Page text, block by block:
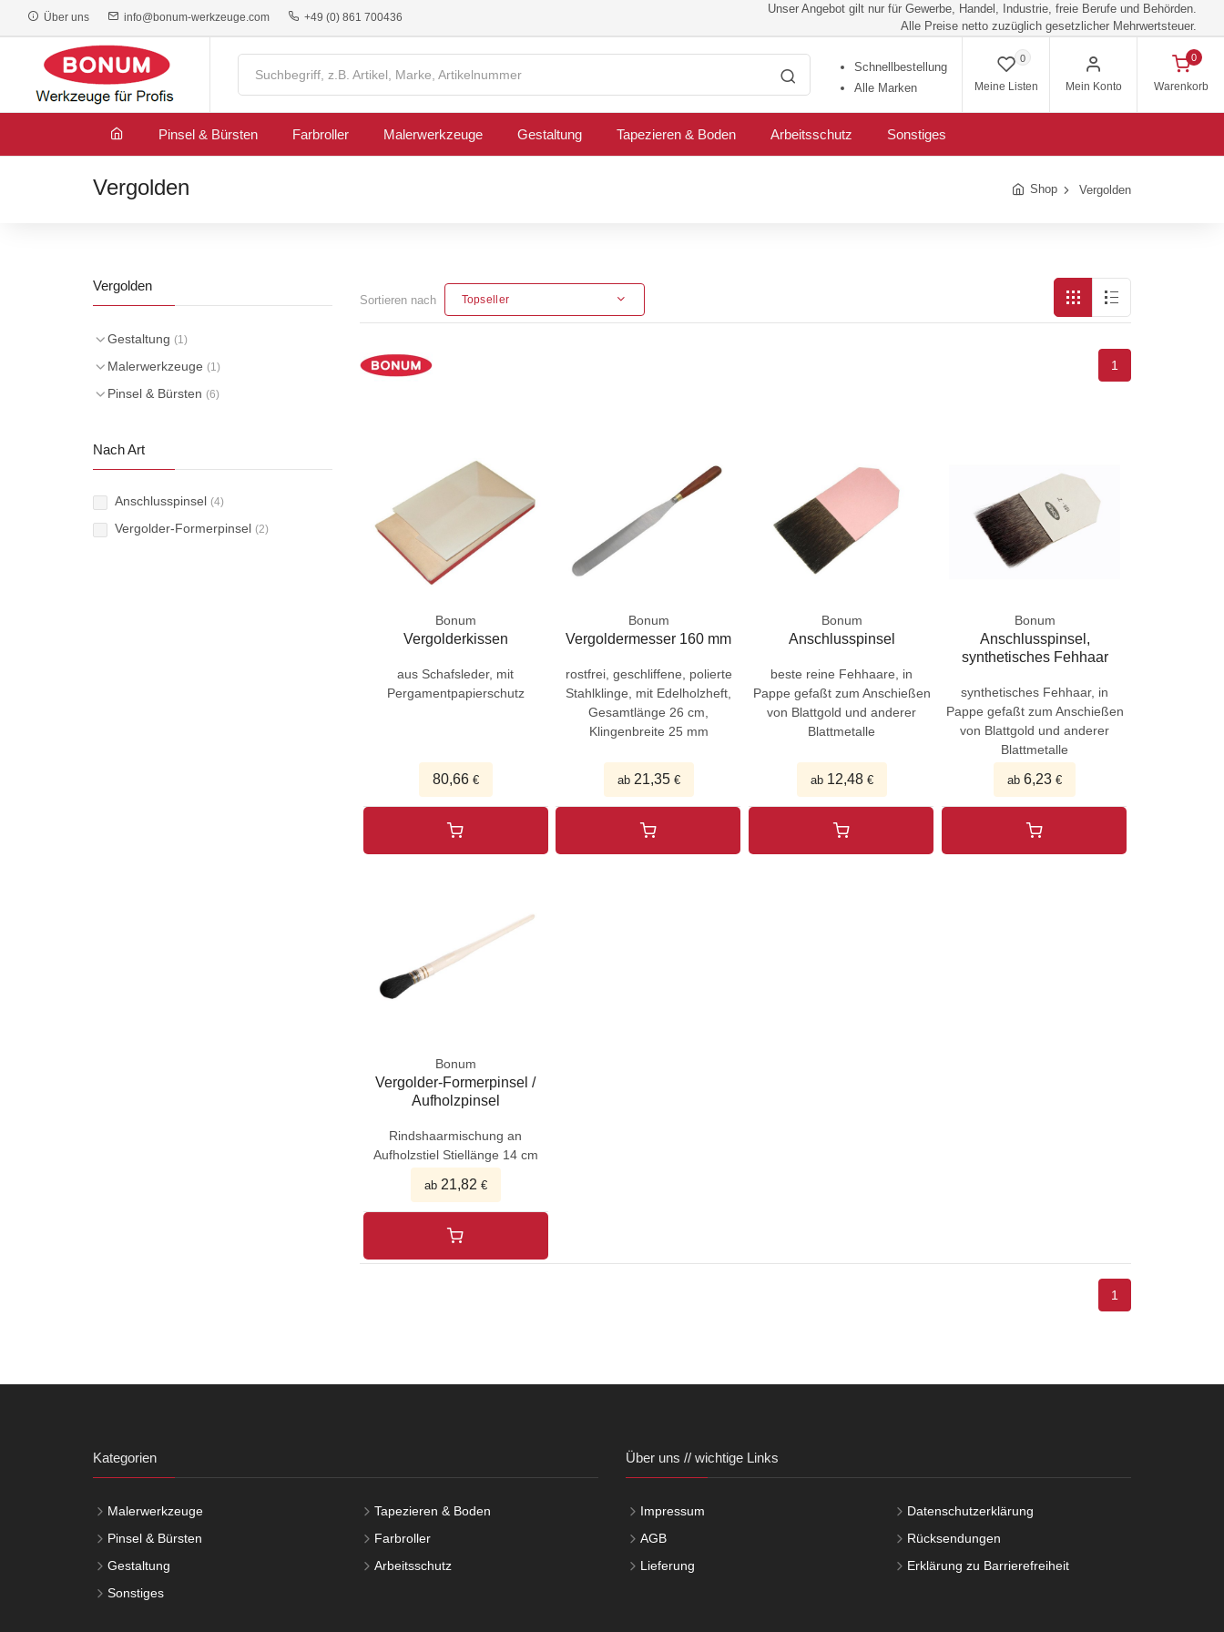
Über uns info@bonum-werkzeuge.com +49 (0) 861 700436
Unser Angebot gilt nur für Gewerbe, Handel, Industrie, freie Berufe und Behörden.
Alle Preise netto zuzüglich gesetzlicher Mehrwertsteuer.
Schnellbestellung
Alle Marken
0
Meine Listen Mein Konto
0
Warenkorb
Pinsel & Bürsten Farbroller Malerwerkzeuge Gestaltung Tapezieren & Boden Arbeitsschutz Sonstiges
Vergolden Shop Vergolden
Vergolden
Gestaltung (1)
Malerwerkzeuge (1)
Pinsel & Bürsten (6)
Nach Art
Anschlusspinsel (4)
Vergolder-Formerpinsel (2)
Sortieren nach Topseller
1
Bonum
Vergolderkissen
aus Schafsleder, mit
Pergamentpapierschutz
80,66€
Bonum
Vergoldermesser 160 mm
rostfrei, geschliffene, polierte
Stahlklinge, mit Edelholzheft,
Gesamtlänge 26 cm,
Klingenbreite 25 mm
ab 21,35€
Bonum
Anschlusspinsel
beste reine Fehhaare, in
Pappe gefaßt zum Anschießen
von Blattgold und anderer
Blattmetalle
ab 12,48€
Bonum
Anschlusspinsel,
synthetisches Fehhaar
synthetisches Fehhaar, in
Pappe gefaßt zum Anschießen
von Blattgold und anderer
Blattmetalle
ab6,23 €
Bonum
Vergolder-Formerpinsel /
Aufholzpinsel
Rindshaarmischung an
Aufholzstiel Stiellänge 14 cm
ab 21,82 €
1
Kategorien
Malerwerkzeuge
Pinsel & Bürsten
Gestaltung
Sonstiges
Tapezieren & Boden
Farbroller
Arbeitsschutz
Über uns // wichtige Links
Impressum
AGB
Lieferung
Datenschutzerklärung
Rücksendungen
Erklärung zu Barrierefreiheit